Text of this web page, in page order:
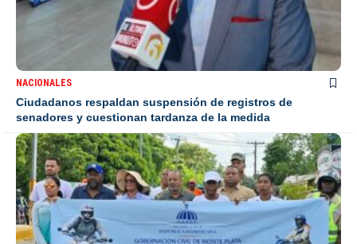
NACIONALES
Ciudadanos respaldan suspensión de registros de
senadores y cuestionan tardanza de la medida